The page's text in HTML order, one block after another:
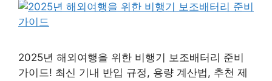
2025년 해외여행을 위한 비행기 보조배터리 준비
가이드! 최신 기내 반입 규정, 용량 계산법, 추천 제